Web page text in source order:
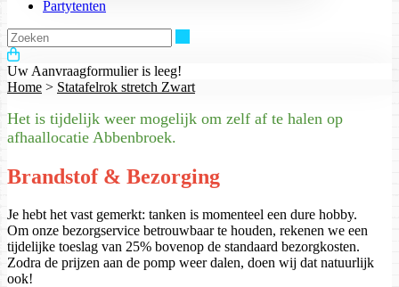
Partytenten
Uw Aanvraagformulier is leeg!
Home > Statafelrok stretch Zwart
Het is tijdelijk weer mogelijk om zelf af te halen op
afhaallocatie Abbenbroek.
Brandstof & Bezorging
Je hebt het vast gemerkt: tanken is momenteel een dure hobby.
Om onze bezorgservice betrouwbaar te houden, rekenen we een
tijdelijke toeslag van 25% bovenop de standaard bezorgkosten.
Zodra de prijzen aan de pomp weer dalen, doen wij dat natuurlijk
ook!